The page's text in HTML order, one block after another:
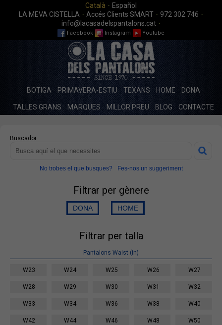
Català · Español
LA MEVA CISTELLA · Accés Clients SMART · 972 302 746 ·
info@lacasadelspantalons.cat ·
Facebook Instagram Youtube
BOTIGA PRIMAVERA-ESTIU TEXANS HOME DONA
TALLES GRANS MARQUES MILLOR PREU BLOG CONTACTE
Buscador
No trobes el que busques? Fes-nos un suggeriment
Filtrar per gènere
Filtrar per talla
Pantalons Waist (in)
W23 W24 W25 W26 W27
W28 W29 W30 W31 W32
W33 W34 W36 W38 W40
W42 W44 W46 W48 W50